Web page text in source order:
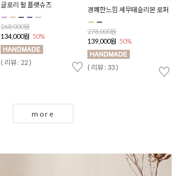
♡
글로리 펄 플랫슈즈
268,000원
134,000원 50%
( 리뷰 : 22 )
♡
경쾌한느낌 세무태슬리본 로퍼
278,000원
139,000원 50%
( 리뷰 : 33 )
more